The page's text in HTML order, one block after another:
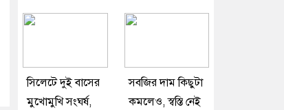
সিলেটে দুই বাসের
মুখোমুখি সংঘর্ষ,
সবজির দাম কিছুটা
কমলেও, স্বস্তি নেই